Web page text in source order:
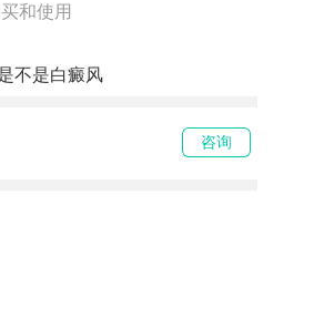
和使用
不是白癜风
咨询